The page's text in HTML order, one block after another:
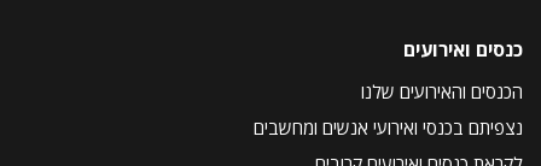
כנסים ואירועים
הכנסים והאירועים שלנו
נצפיתם בכנסי ואירועי אנשים ומחשבים